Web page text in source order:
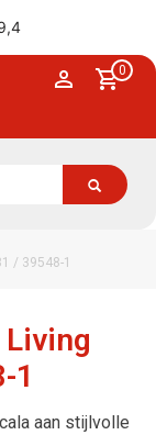
0
/ 39548-1
Living
1
aan stijlvolle